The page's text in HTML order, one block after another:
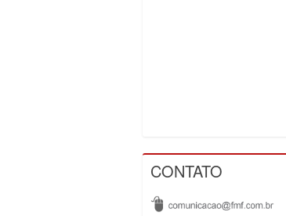
CONTATO